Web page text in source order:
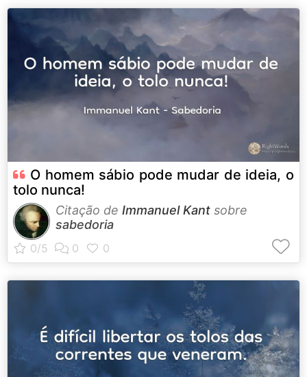
O homem sábio pode mudar de ideia, o
tolo nunca!
Citação de Immanuel Kant sobre
sabedoria